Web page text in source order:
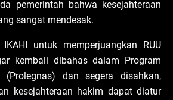
pemerintah bahwa kesejahteraan
sangat mendesak.
untuk memperjuangkan RUU
kembali dibahas dalam Program
(Prolegnas) dan segera disahkan,
kesejahteraan hakim dapat diatur